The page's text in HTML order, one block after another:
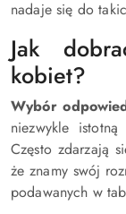
nadaje się do
Jak
kobiet?
Wybór
niezwykle
Często zdarzają
że znamy swój
podawanych w